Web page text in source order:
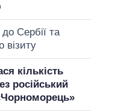
Сербії та
візиту
кількість
російський